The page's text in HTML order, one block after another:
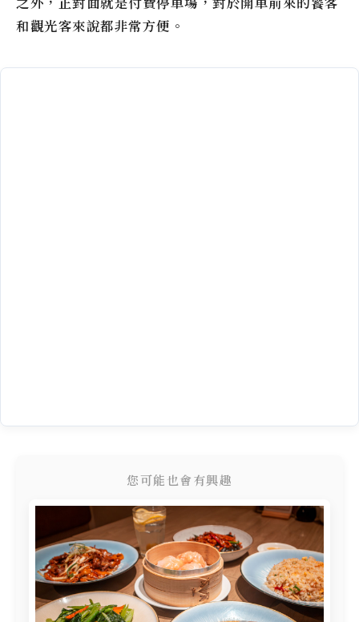
和觀光客來說都非常方便。
您可能也會有興趣